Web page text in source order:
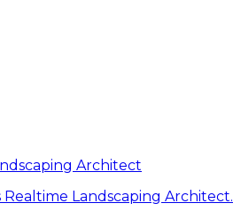
Architect
Landscaping Architect.